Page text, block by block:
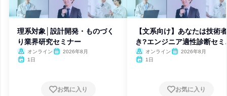
理系対象│設計開発・ものづく
り業界研究セミナー
オンライン
2026年8月
1日
お気に入り
【文系向け】あなたは技術
き?エンジニア適性診断セミ
ー
オンライン
2026年8月
1日
お気に入り